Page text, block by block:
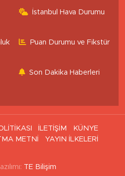
İstanbul Hava Durumu
Puan Durumu ve Fikstür
Son Dakika Haberleri
İLETİŞİM
KÜNYE
METNİ
YAYIN İLKELERİ
TE Bilişim